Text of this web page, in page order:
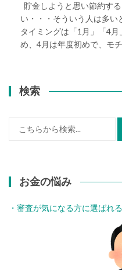
貯金しようと思い節約す
い・・・そういう人は多い
タイミングは「1月」「4
め、4月は年度初めで、モ
検索
お金の悩み
・審査が気になる方に選ばれ